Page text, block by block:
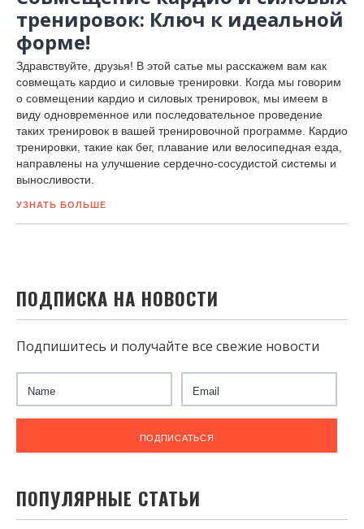
тренировок: Ключ к идеальной
форме!
Здравствуйте, друзья! В этой сатье мы расскажем вам как
совмещать кардио и силовые тренировки. Когда мы говорим
о совмещении кардио и силовых тренировок, мы имеем в
виду одновременное или последовательное проведение
таких тренировок в вашей тренировочной программе. Кардио
тренировки, такие как бег, плавание или велосипедная езда,
направлены на улучшение сердечно-сосудистой системы и
выносливости.
УЗНАТЬ БОЛЬШЕ
ПОДПИСКА НА НОВОСТИ
Подпишитесь и получайте все свежие новости
ПОПУЛЯРНЫЕ СТАТЬИ